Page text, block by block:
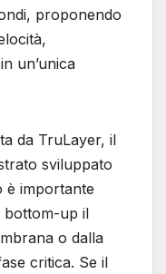
proponendo
un’unica
da TruLayer, il
sviluppato
è importante
bottom-up il
o dalla
critica. Se il